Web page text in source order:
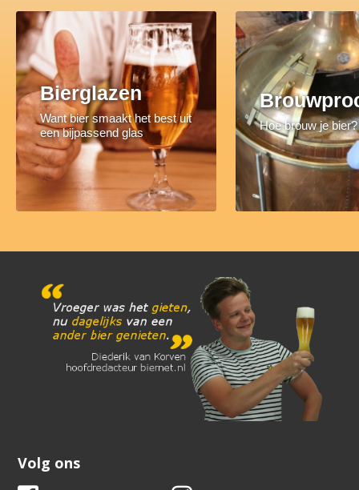
Bierglazen
Want bier smaakt het best uit
een bijpassend glas
Hoe brouw je bier?
Volg ons